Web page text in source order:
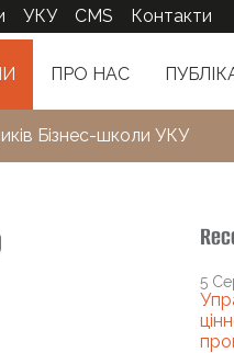
ПРО НАС
УКУ CMS Контакти
Бізнес-школи УКУ
5